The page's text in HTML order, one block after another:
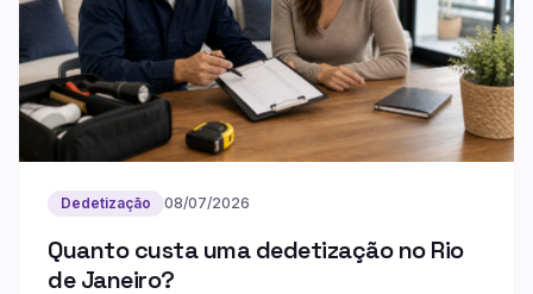
Dedetização 08/07/2026
Quanto custa uma dedetização no Rio
de Janeiro?